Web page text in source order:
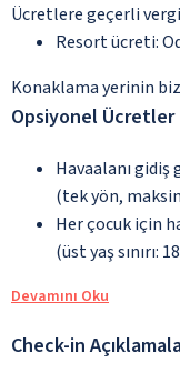
Ücretlere geçerli
Resort ücreti:
Konaklama yerinin
Opsiyonel Ücretler
Havaalanı gidiş
(tek yön,
Her çocuk için
(üst yaş sınırı:
Devamını Oku
Check-in